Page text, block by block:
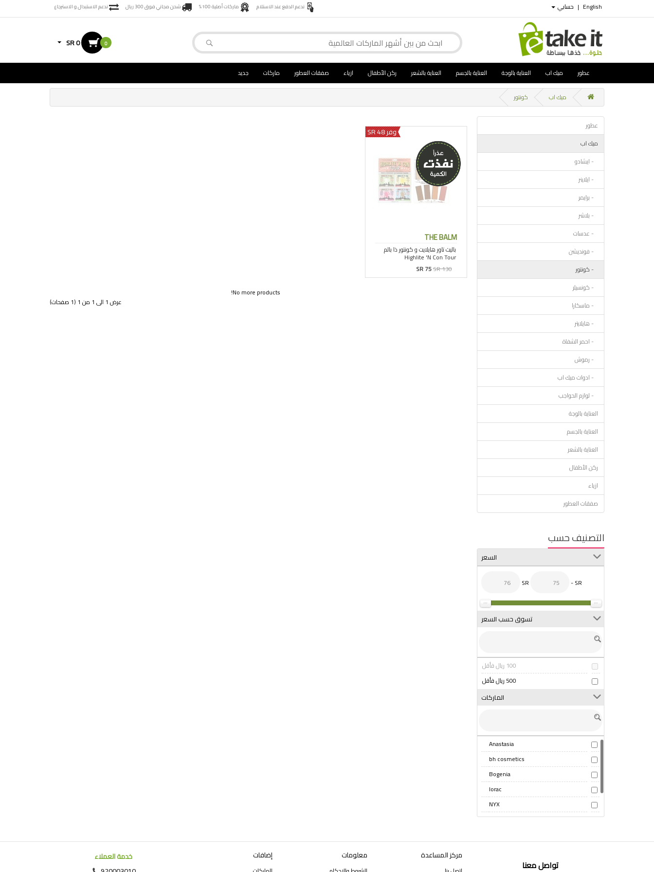
English
| حسابي ندعم الدفع عند الاستلام ماركات أصلية 100% شحن مجاني فوق 300 ريال ندعم الاستبدال و الاسترجاع
0
SR 0
عطور ميك اب العناية بالوجة العناية بالجسم العناية بالشعر ركن الأطفال ازياء صفقات العطور ماركات جديد
ميك اب كونتور
عطور
ميك اب
- ايشادو
- ايلاينر
- برايمر
- بلاشر
- عدسات
- فونديشن
- كونتور
- كونسيلر
- ماسكارا
- هايلايتر
- احمر الشفاة
- رموش
- ادوات ميك اب
- لوازم الحواجب
العناية بالوجة
العناية بالجسم
العناية بالشعر
ركن الأطفال
ازياء
صفقات العطور
التصنيف حسب
السعر
SR - SR
تسوق حسب السعر
100 ريال فأقل
500 ريال فأقل
الماركات
Anastasia
bh cosmetics
Bogenia
lorac
NYX
sheglam
وفر 48 SR
THE BALM
SR 75SR 130
No more products!
عرض 1 الى 1 من 1 (1 صفحات)
تواصل معنا
مركز المساعدة معلومات إضافات
خدمة العملاء